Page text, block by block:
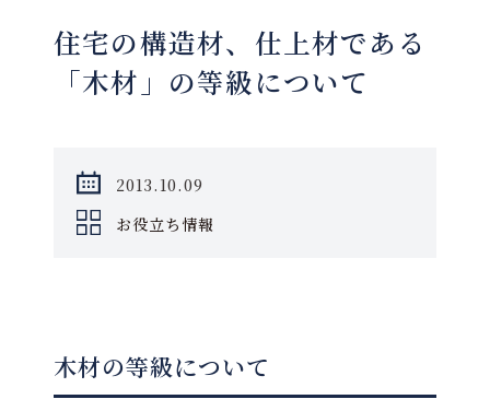
住宅の構造材、仕上材である
「木材」の等級について
2013.10.09
お役立ち情報
木材の等級について